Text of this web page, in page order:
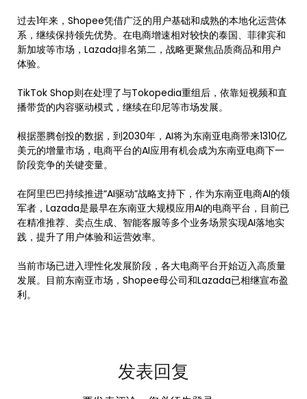
过去1年来，Shopee凭借广泛的用户基础和成熟的本地化运营体
系，继续保持领先优势。在电商增速相对较快的泰国、菲律宾和
新加坡等市场，Lazada排名第二，战略更聚焦品质商品和用户
体验。
TikTok Shop则在处理了与Tokopedia重组后，依靠短视频和直
播带货的内容驱动模式，继续在印尼等市场发展。
根据墨腾创投的数据，到2030年，AI将为东南亚电商带来1310亿
美元的增量市场，电商平台的AI应用有机会成为东南亚电商下一
阶段竞争的关键变量。
在阿里巴巴持续推进“AI驱动”战略支持下，作为东南亚电商AI的领
军者，Lazada是最早在东南亚大规模应用AI的电商平台，目前已
在精准推荐、卖点生成、智能客服等多个业务场景实现AI落地实
践，提升了用户体验和运营效率。
当前市场已进入理性化发展阶段，各大电商平台开始迈入高质量
发展。目前东南亚市场，Shopee母公司和Lazada已相继宣布盈
利。
发表回复